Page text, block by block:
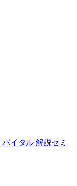
イタル 解説セミ